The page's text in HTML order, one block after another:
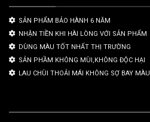
SẢN PHẨM BẢO HÀNH 6 NĂM
NHẬN TIỀN KHI HÀI LÒNG VỚI SẢN PHẨM
DÙNG MÀU TỐT NHẤT THỊ TRƯỜNG
SẢN PHẦM KHÔNG MÙI,KHÔNG ĐỘC HẠI
LAU CHÙI THOẢI MÁI KHÔNG SỢ BAY MÀU